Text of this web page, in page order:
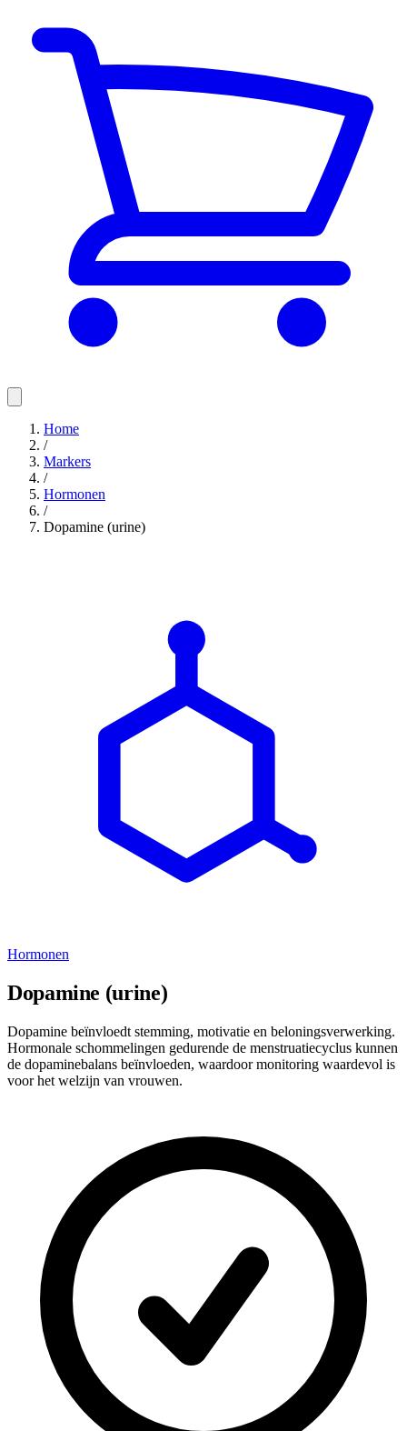
Home
/
Markers
/
Hormonen
/
Dopamine (urine)
Hormonen
Dopamine (urine)
Dopamine beïnvloedt stemming, motivatie en beloningsverwerking.
Hormonale schommelingen gedurende de menstruatiecyclus kunnen
de dopaminebalans beïnvloeden, waardoor monitoring waardevol is
voor het welzijn van vrouwen.